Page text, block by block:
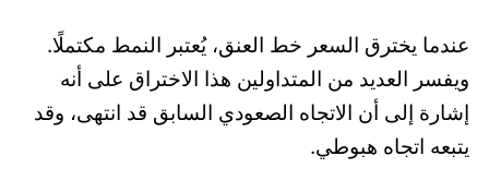
عندما يخترق السعر خط العنق، يُعتبر النمط مكتملًا.
ويفسر العديد من المتداولين هذا الاختراق على أنه
إشارة إلى أن الاتجاه الصعودي السابق قد انتهى، وقد
يتبعه اتجاه هبوطي.